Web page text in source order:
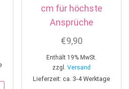
€6,90 bis €9,90
Dieses Produkt weist mehrere
cm für höchste
Ansprüche
€9,90
Enthält 19% MwSt.
zzgl.Versand
Lieferzeit: ca. 3-4 Werktage